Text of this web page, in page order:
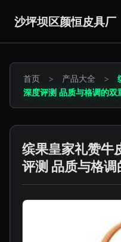
沙坪坝区颜恒皮具厂
首页 > 产品大全 >
深度评测 品质与格调的双
缤果皇家礼赞牛
评测 品质与格